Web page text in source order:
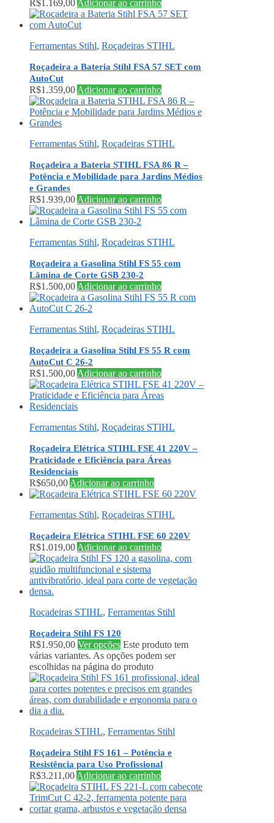
R$1.169,00Adicionar ao carrinho
Ferramentas Stihl, Roçadeiras STIHL
Roçadeira a Bateria Stihl FSA 57 SET com
AutoCut
R$1.359,00Adicionar ao carrinho
Ferramentas Stihl, Roçadeiras STIHL
Roçadeira a Bateria STIHL FSA 86 R –
Potência e Mobilidade para Jardins Médios
e Grandes
R$1.939,00Adicionar ao carrinho
Ferramentas Stihl, Roçadeiras STIHL
Roçadeira a Gasolina Stihl FS 55 com
Lâmina de Corte GSB 230-2
R$1.500,00Adicionar ao carrinho
Ferramentas Stihl, Roçadeiras STIHL
Roçadeira a Gasolina Stihl FS 55 R com
AutoCut C 26-2
R$1.500,00Adicionar ao carrinho
Ferramentas Stihl, Roçadeiras STIHL
Roçadeira Elétrica STIHL FSE 41 220V –
Praticidade e Eficiência para Áreas
Residenciais
R$650,00Adicionar ao carrinho
Ferramentas Stihl, Roçadeiras STIHL
Roçadeira Elétrica STIHL FSE 60 220V
R$1.019,00Adicionar ao carrinho
Roçadeiras STIHL, Ferramentas Stihl
Roçadeira Stihl FS 120
R$1.950,00 Ver opções Este produto tem
várias variantes. As opções podem ser
escolhidas na página do produto
Roçadeiras STIHL, Ferramentas Stihl
Roçadeira Stihl FS 161 – Potência e
Resistência para Uso Profissional
R$3.211,00Adicionar ao carrinho